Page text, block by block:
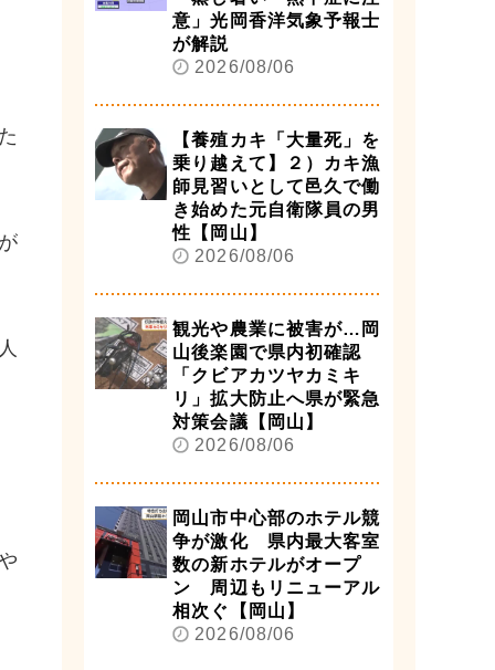
意」光岡香洋気象予報士
が解説
2026/08/06
【養殖カキ「大量死」を
乗り越えて】２）カキ漁
師見習いとして邑久で働
き始めた元自衛隊員の男
性【岡山】
2026/08/06
観光や農業に被害が…岡
山後楽園で県内初確認
「クビアカツヤカミキ
リ」拡大防止へ県が緊急
対策会議【岡山】
2026/08/06
岡山市中心部のホテル競
争が激化 県内最大客室
数の新ホテルがオープ
ン 周辺もリニューアル
相次ぐ【岡山】
2026/08/06